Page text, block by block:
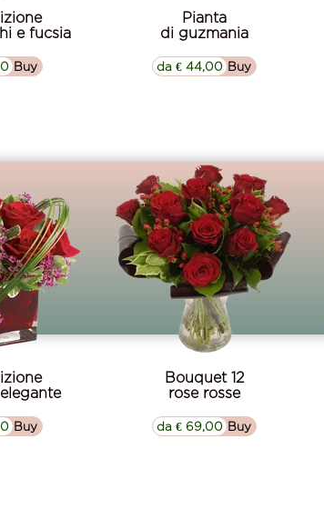
e fucsia
Buy
Pianta
di guzmania
▷▷ Buy
da € 44,00
Buy
Bouquet 12
rose rosse
▷▷ Buy
da € 69,00